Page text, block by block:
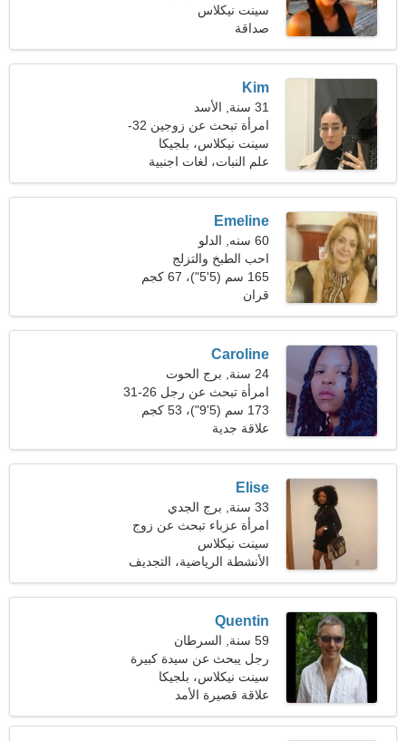
سينت نيكلاس
صداقة
Kim
31 سنة, الأسد
امرأة تبحث عن زوجين 32-
38
سينت نيكلاس، بلجيكا
علم النبات، لغات اجنبية
Emeline
60 سنه, الدلو
احب الطبخ والتزلج
165 سم (5'5")، 67 كجم
(147 رطلا)
قران
Caroline
24 سنة, برج الحوت
امرأة تبحث عن رجل 26-31
173 سم (5'9")، 53 كجم
(116 رطلا)
علاقة جدية
Elise
33 سنة, برج الجدي
امرأة عزباء تبحث عن زوج
35-42
سينت نيكلاس
الأنشطة الرياضية، التجديف
Quentin
59 سنة, السرطان
رجل يبحث عن سيدة كبيرة
48-56
سينت نيكلاس، بلجيكا
علاقة قصيرة الأمد